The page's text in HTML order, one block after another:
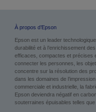
À propos d’Epson
Epson est un leader
durabilité et à l’enrichissement
efficaces, compactes et précises
connecter les personnes, les
concentre sur la résolution des
dans les domaines de
commerciale et industrielle, la
Epson deviendra négatif en
souterraines épuisables telles que